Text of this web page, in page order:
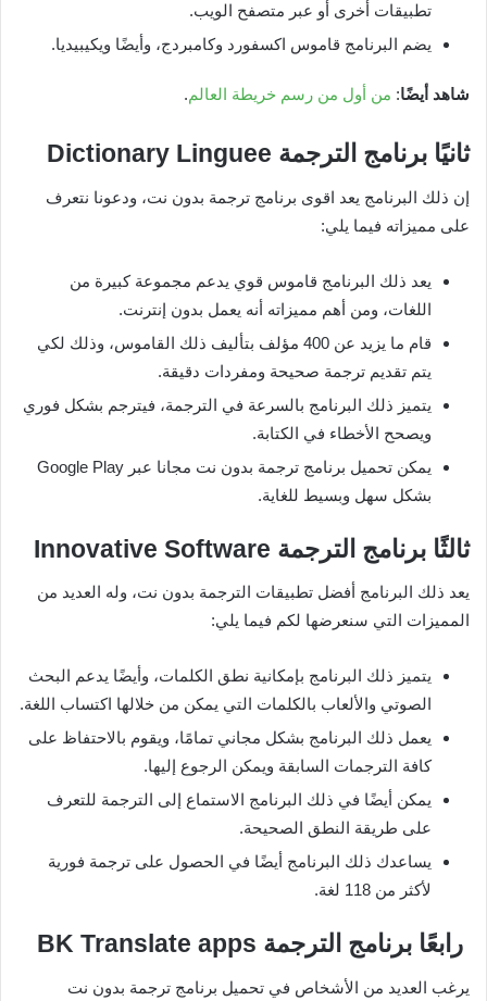
تطبيقات أخرى أو عبر متصفح الويب.
يضم البرنامج قاموس اكسفورد وكامبردج، وأيضًا ويكيبيديا.
شاهد أيضًا: من أول من رسم خريطة العالم.
ثانيًا برنامج الترجمة Dictionary Linguee
إن ذلك البرنامج يعد اقوى برنامج ترجمة بدون نت، ودعونا نتعرف
على مميزاته فيما يلي:
يعد ذلك البرنامج قاموس قوي يدعم مجموعة كبيرة من
اللغات، ومن أهم مميزاته أنه يعمل بدون إنترنت.
قام ما يزيد عن 400 مؤلف بتأليف ذلك القاموس، وذلك لكي
يتم تقديم ترجمة صحيحة ومفردات دقيقة.
يتميز ذلك البرنامج بالسرعة في الترجمة، فيترجم بشكل فوري
ويصحح الأخطاء في الكتابة.
يمكن تحميل برنامج ترجمة بدون نت مجانا عبر Google Play
بشكل سهل وبسيط للغاية.
ثالثًا برنامج الترجمة Innovative Software
يعد ذلك البرنامج أفضل تطبيقات الترجمة بدون نت، وله العديد من
المميزات التي سنعرضها لكم فيما يلي:
يتميز ذلك البرنامج بإمكانية نطق الكلمات، وأيضًا يدعم البحث
الصوتي والألعاب بالكلمات التي يمكن من خلالها اكتساب اللغة.
يعمل ذلك البرنامج بشكل مجاني تمامًا، ويقوم بالاحتفاظ على
كافة الترجمات السابقة ويمكن الرجوع إليها.
يمكن أيضًا في ذلك البرنامج الاستماع إلى الترجمة للتعرف
على طريقة النطق الصحيحة.
يساعدك ذلك البرنامج أيضًا في الحصول على ترجمة فورية
لأكثر من 118 لغة.
رابعًا برنامج الترجمة BK Translate apps
يرغب العديد من الأشخاص في تحميل برنامج ترجمة بدون نت